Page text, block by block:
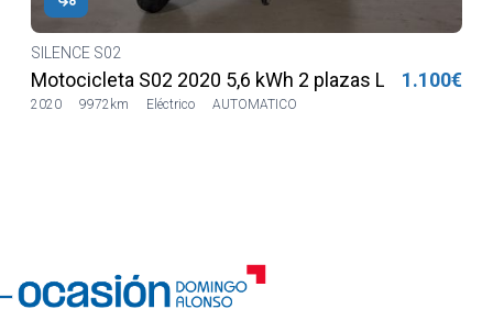
SILENCE S02
Motocicleta S02 2020 5,6 kWh 2 plazas Lilia LVSH
2020 9972km Eléctrico AUTOMATICO
1.100€